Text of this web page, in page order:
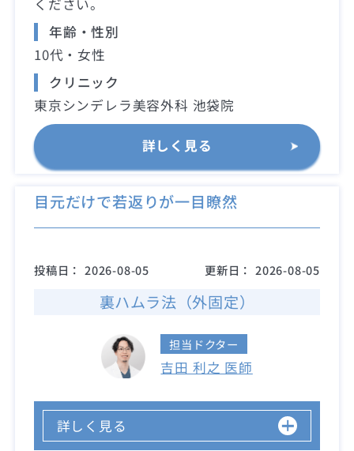
年齢・性別
10代・女性
クリニック
東京シンデレラ美容外科 池袋院
詳しく見る
目元だけで若返りが一目瞭然
投稿日： 2026-08-05 更新日： 2026-08-05
裏ハムラ法（外固定）
担当ドクター
吉田 利之 医師
詳しく見る